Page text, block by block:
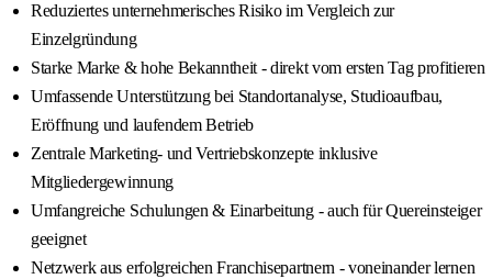
Reduziertes unternehmerisches Risiko im Vergleich zur
Einzelgründung
Starke Marke & hohe Bekanntheit - direkt vom ersten Tag profitieren
Umfassende Unterstützung bei Standortanalyse, Studioaufbau,
Eröffnung und laufendem Betrieb
Zentrale Marketing- und Vertriebskonzepte inklusive
Mitgliedergewinnung
Umfangreiche Schulungen & Einarbeitung - auch für Quereinsteiger
geeignet
Netzwerk aus erfolgreichen Franchisepartnern - voneinander lernen